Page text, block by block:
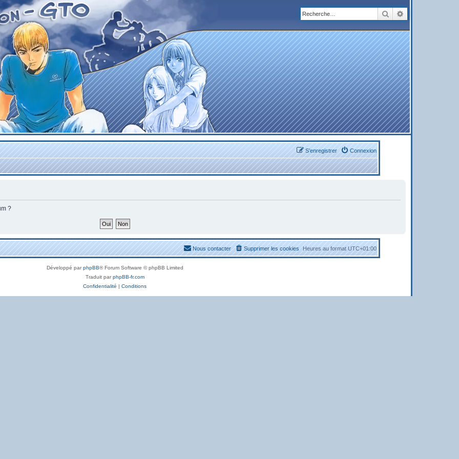
Rechercher
Connexion
S’enregistrer
?
Heures au formatUTC+01:00
Supprimer les cookies
Nous contacter
Développé parphpBB® Forum Software © phpBB Limited
Traduit parphpBB-fr.com
Confidentialité | Conditions